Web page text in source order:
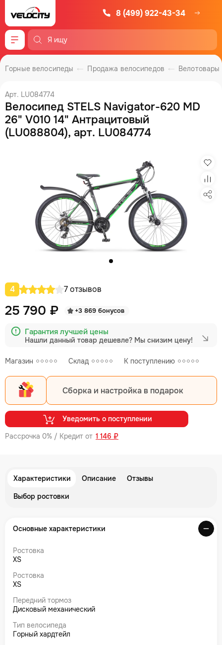
8 (499) 922-43-34
Меню
Велотовары
Продажа велосипедов
Горные велосипеды
Арт. LU084774
Велосипед STELS Navigator-620 MD
26" V010 14" Антрацитовый
(LU088804), арт. LU084774
4 7 отзывов
Магазин Склад К поступлению
25 790 ₽ +3 869 бонусов
Гарантия лучшей цены
Нашли данный товар дешевле? Мы снизим цену!
Рассрочка 0% / Кредит от 1 146 ₽
Сборка и настройка в подарок
Уведомить о поступлении
Характеристики Описание
Отзывы
Выбор ростовки
Основные характеристики
Ростовка
XS
Ростовка
XS
Передний тормоз
Дисковый механический
Тип велосипеда
Горный хардтейл